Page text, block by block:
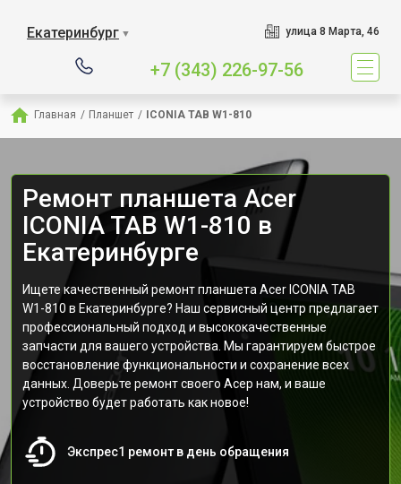
Екатеринбург ▼ улица 8 Марта, 46
+7 (343) 226-97-56
Главная / Планшет / ICONIA TAB W1-810
Ремонт планшета Acer
ICONIA TAB W1-810 в
Екатеринбурге
Ищете качественный ремонт планшета Acer ICONIA TAB
W1-810 в Екатеринбурге? Наш сервисный центр предлагает
профессиональный подход и высококачественные
запчасти для вашего устройства. Мы гарантируем быстрое
восстановление функциональности и сохранение всех
данных. Доверьте ремонт своего Асер нам, и ваше
устройство будет работать как новое!
Экспрес1 ремонт в день обращения